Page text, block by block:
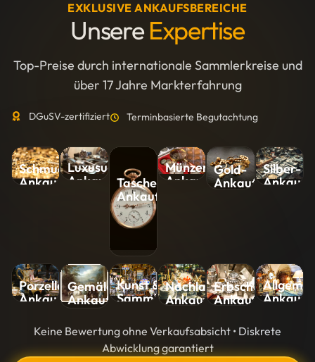
EXKLUSIVE ANKAUFSBEREICHE
UnsereExpertise
Top-Preise durch internationale Sammlerkreise und
über 17 Jahre Markterfahrung
DGuSV-zertifiziert Terminbasierte Begutachtung
Schmuck-
Ankauf
Luxusuhren-
Ankauf
Taschenuhren-
Ankauf
Münzen-
Ankauf
Gold-
Ankauf
Silber-
Ankauf
Porzellan-
Ankauf
Gemälde-
Ankauf
Kunst &
Sammlungen-
Nachlass-
Ankauf
Erbschaft-
Ankauf Ankauf
Keine Bewertung ohne Verkaufsabsicht • Diskrete
Abwicklung garantiert